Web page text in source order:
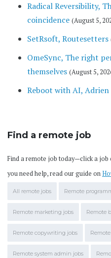
Radical Reversibility,
coincidence (August 5,
SetRsoft, Routesetters
OmeSync, The right
themselves (August 5,
Reboot with AI,
Find a remote job
Find a remote job today—click a job
you need help, read our guide on
All remote jobs Remote
Remote marketing jobs Remote
Remote copywriting jobs
Remote system admin jobs